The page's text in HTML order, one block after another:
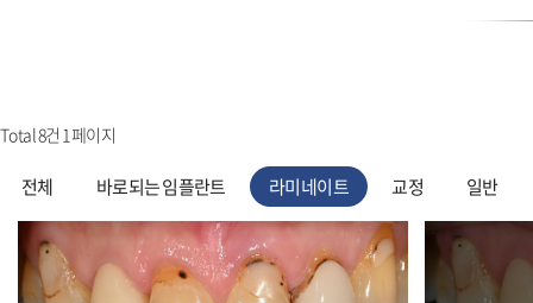
Total 8건 1 페이지
전체 바로되는 임플란트 라미네이트 교정 일반